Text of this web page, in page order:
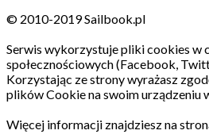
© 2010-2019 Sailbook.pl
Serwis wykorzystuje pliki cookies w
społecznościowych (Facebook,
Korzystając ze strony wyrażasz
plików Cookie na swoim urządzeniu
Więcej informacji znajdziesz na